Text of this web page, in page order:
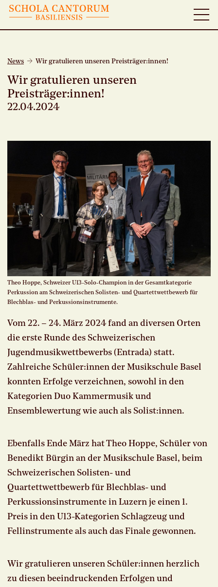
News Wir gratulieren unseren Preisträger:innen!
Wir gratulieren unseren
Preisträger:innen!
22.04.2024
Theo Hoppe, Schweizer U13-Solo-Champion in der Gesamtkategorie
Perkussion am Schweizerischen Solisten- und Quartettwettbewerb für
Blechblas- und Perkussionsinstrumente.
Vom 22. – 24. März 2024 fand an diversen Orten
die erste Runde des Schweizerischen
Jugendmusikwettbewerbs (Entrada) statt.
Zahlreiche Schüler:innen der Musikschule Basel
konnten Erfolge verzeichnen, sowohl in den
Kategorien Duo Kammermusik und
Ensemblewertung wie auch als Solist:innen.
Ebenfalls Ende März hat Theo Hoppe, Schüler von
Benedikt Bürgin an der Musikschule Basel, beim
Schweizerischen Solisten- und
Quartettwettbewerb für Blechblas- und
Perkussionsinstrumente in Luzern je einen 1.
Preis in den U13-Kategorien Schlagzeug und
Fellinstrumente als auch das Finale gewonnen.
Wir gratulieren unseren Schüler:innen herzlich
zu diesen beeindruckenden Erfolgen und